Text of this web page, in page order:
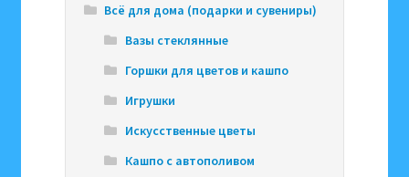
Всё для дома (подарки и сувениры)
Вазы стеклянные
Горшки для цветов и кашпо
Игрушки
Искусственные цветы
Кашпо с автополивом